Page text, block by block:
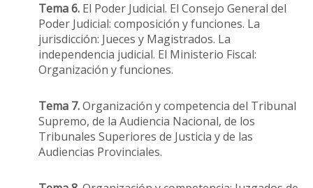
Tema 6. El Poder Judicial. El Consejo General del
Poder Judicial: composición y funciones. La
jurisdicción: Jueces y Magistrados. La
independencia judicial. El Ministerio Fiscal:
Organización y funciones.
Tema 7.Organización y competencia del Tribunal
Supremo, de la Audiencia Nacional, de los
Tribunales Superiores de Justicia y de las
Audiencias Provinciales.